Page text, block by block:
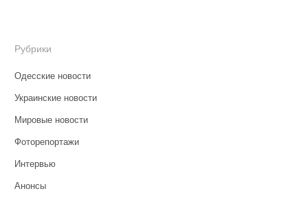
Рубрики
Одесские новости
Украинские новости
Мировые новости
Фоторепортажи
Интервью
Анонсы